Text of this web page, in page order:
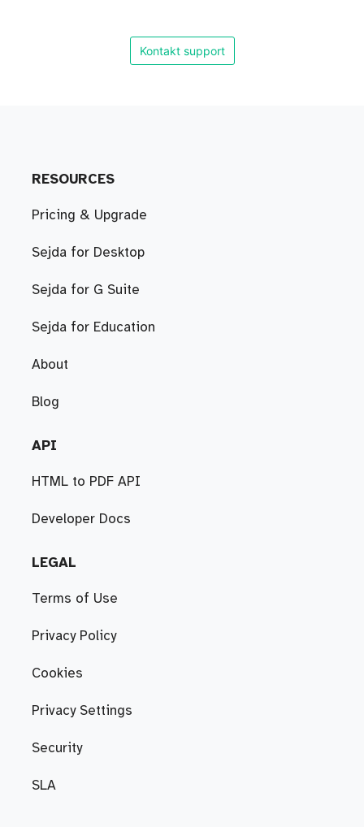
Kontakt support
RESOURCES
Pricing & Upgrade
Sejda for Desktop
Sejda for G Suite
Sejda for Education
About
Blog
API
HTML to PDF API
Developer Docs
LEGAL
Terms of Use
Privacy Policy
Cookies
Privacy Settings
Security
SLA